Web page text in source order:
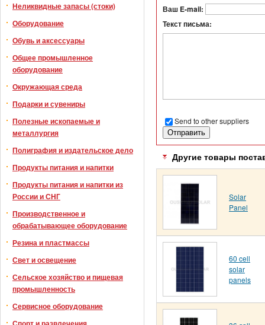
Неликвидные запасы (стоки)
Оборудование
Обувь и аксессуары
Общее промышленное
оборудование
Окружающая среда
Подарки и сувениры
Полезные ископаемые и
металлургия
Полиграфия и издательское дело
Продукты питания и напитки
Продукты питания и напитки из
России и СНГ
Производственное и
обрабатывающее оборудование
Резина и пластмассы
Свет и освещение
Сельское хозяйство и пищевая
промышленность
Сервисное оборудование
Ваш E-mail:
Текст письма:
Send to other suppliers
Другие товары
Solar
Panel
60 cell
solar
panels